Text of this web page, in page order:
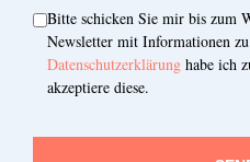
Bitte schicken Sie mir bis zum
Newsletter mit Informationen
Datenschutzerklärung habe ich
akzeptiere diese.